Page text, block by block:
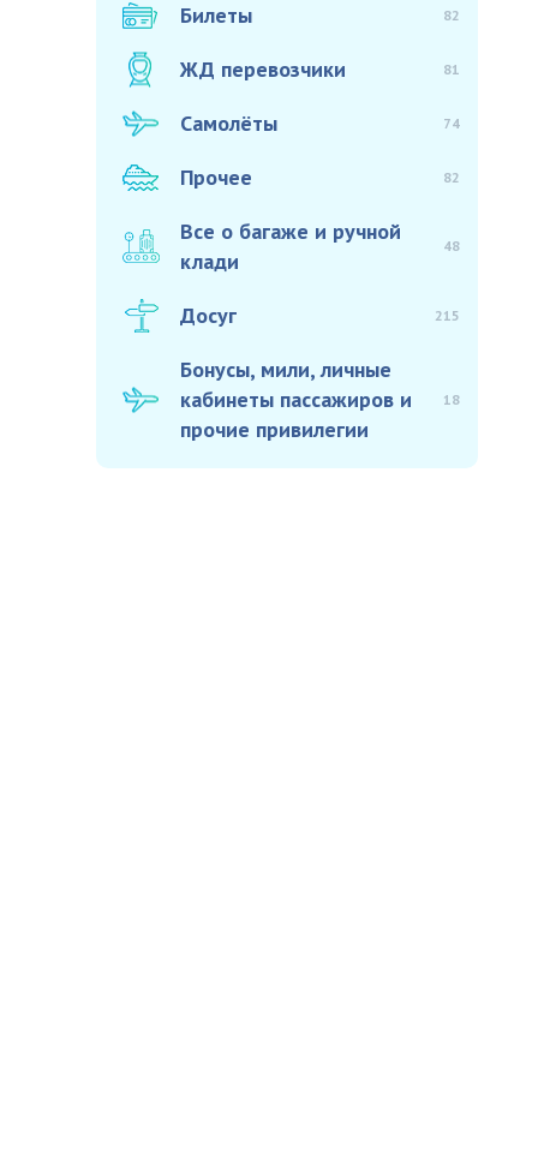
Билеты 82
ЖД перевозчики 81
Самолёты 74
Прочее 82
Все о багаже и ручной
клади
48
Досуг 215
Бонусы, мили, личные
кабинеты пассажиров и
прочие привилегии
18